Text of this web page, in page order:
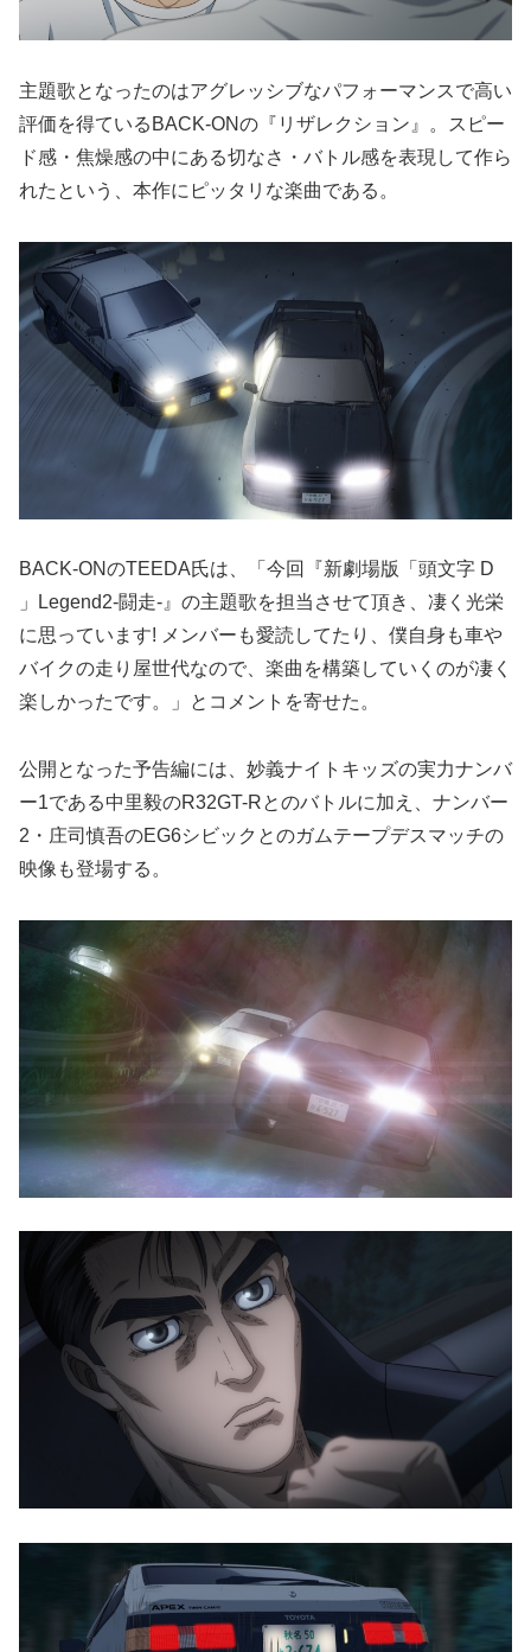
主題歌となったのはアグレッシブなパフォーマンスで高い
評価を得ているBACK-ONの『リザレクション』。スピー
ド感・焦燥感の中にある切なさ・バトル感を表現して作ら
れたという、本作にピッタリな楽曲である。
BACK-ONのTEEDA氏は、「今回『新劇場版「頭文字 D
」Legend2-闘走-』の主題歌を担当させて頂き、凄く光栄
に思っています! メンバーも愛読してたり、僕自身も車や
バイクの走り屋世代なので、楽曲を構築していくのが凄く
楽しかったです。」とコメントを寄せた。
公開となった予告編には、妙義ナイトキッズの実力ナンバ
ー1である中里毅のR32GT-Rとのバトルに加え、ナンバー
2・庄司慎吾のEG6シビックとのガムテープデスマッチの
映像も登場する。